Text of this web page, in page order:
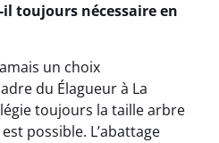
il toujours nécessaire en
un choix
du Élagueur à La
toujours la taille arbre
possible. L’abattage